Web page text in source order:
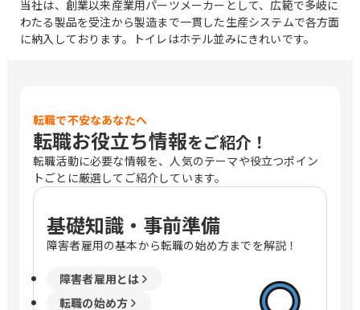
当社は、創業以来産業用パーツメーカーとして、広範で多岐に
わたる製品を受注から製造まで一貫した生産システムで各方面
に納入しております。トイレはホテル並みにきれいです。
転職で不安なあなたへ
転職お役立ち情報をご紹介！
転職活動に必要な情報を、人気のテーマや役立つポイン
トごとに厳選してご紹介しています。
基礎知識・事前準備
障害者雇用の基本から転職の始め方までを解説！
障害者雇用とは
転職の始め方